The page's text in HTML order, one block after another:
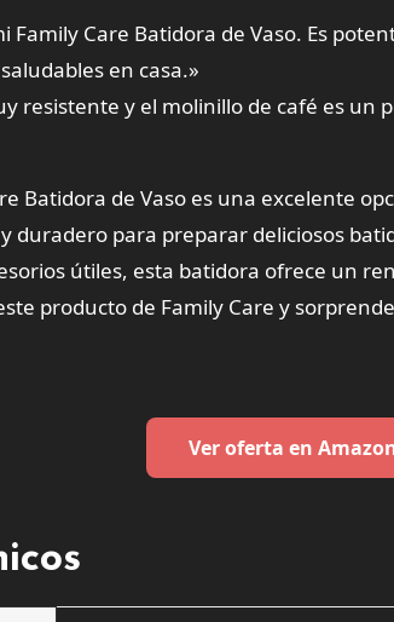
Family Care Batidora de Vaso. Es
en casa.»
resistente y el molinillo de café es un
Batidora de Vaso es una excelente
duradero para preparar deliciosos
útiles, esta batidora ofrece un
producto de Family Care y
Ver oferta en